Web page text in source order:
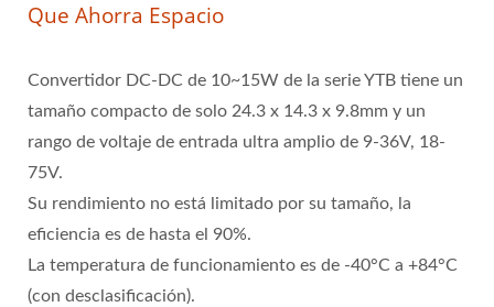
Que Ahorra Espacio
Convertidor DC-DC de 10~15W de la serie YTB tiene un
tamaño compacto de solo 24.3 x 14.3 x 9.8mm y un
rango de voltaje de entrada ultra amplio de 9-36V, 18-
75V.
Su rendimiento no está limitado por su tamaño, la
eficiencia es de hasta el 90%.
La temperatura de funcionamiento es de -40°C a +84°C
(con desclasificación).